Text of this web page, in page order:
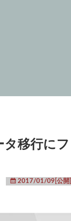
移行にフ
2017/01/09[公開]